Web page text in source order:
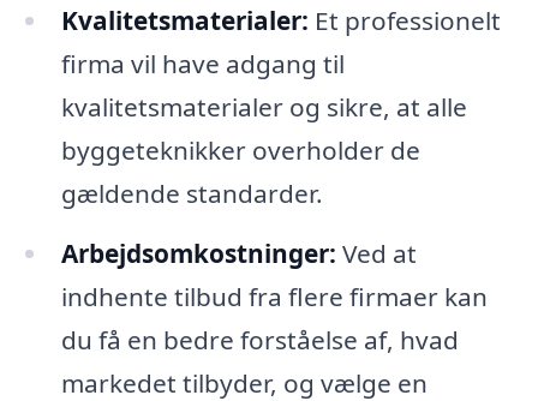
Kvalitetsmaterialer: Et professionelt
firma vil have adgang til
kvalitetsmaterialer og sikre, at alle
byggeteknikker overholder de
gældende standarder.
Arbejdsomkostninger: Ved at
indhente tilbud fra flere firmaer kan
du få en bedre forståelse af, hvad
markedet tilbyder, og vælge en